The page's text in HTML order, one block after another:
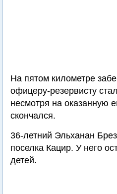
На пятом километре
офицеру-резервисту
несмотря на оказанную
скончался.
36-летний Эльханан
поселка Кацир. У него
детей.